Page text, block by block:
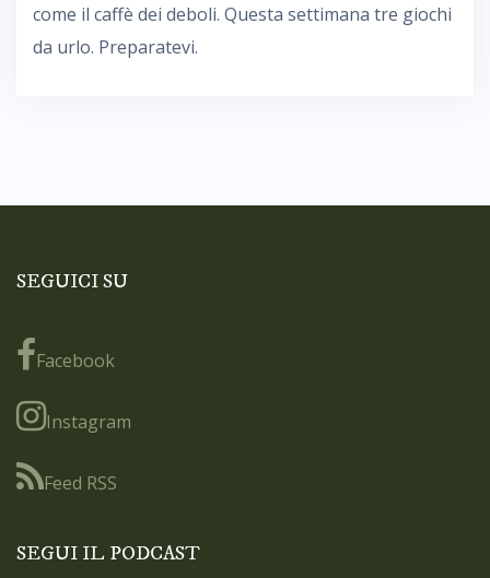
come il caffè dei deboli. Questa settimana tre giochi
da urlo. Preparatevi.
SEGUICI SU
Facebook
Instagram
Feed RSS
SEGUI IL PODCAST